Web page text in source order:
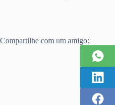
Compartilhe com um amigo: